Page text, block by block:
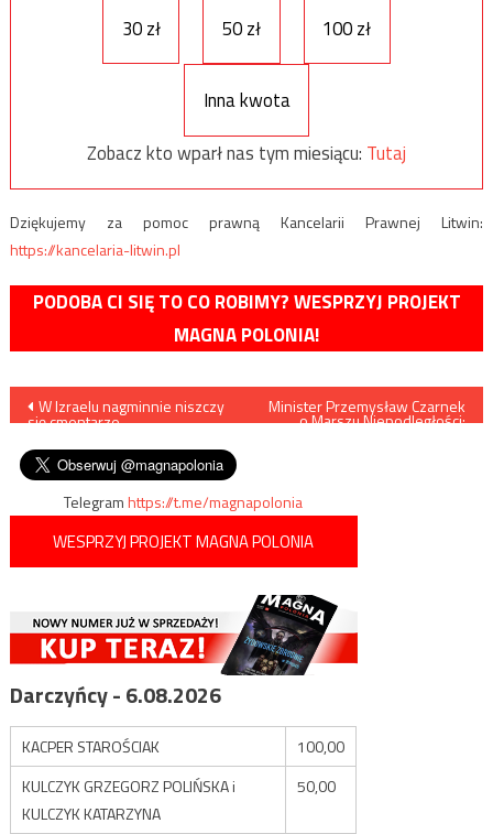
30 zł
50 zł 100 zł
Inna kwota
Zobacz kto wparł nas tym miesiącu: Tutaj
Dziękujemy za pomoc prawną Kancelarii Prawnej Litwin:
https://kancelaria-litwin.pl
PODOBA CI SIĘ TO CO ROBIMY? WESPRZYJ PROJEKT
MAGNA POLONIA!
Nawigacja
wpisu
W Izraelu nagminnie niszczy
się cmentarze
Minister Przemysław Czarnek
o Marszu Niepodległości:
Telegramhttps://t.me/magnapolonia
WESPRZYJ PROJEKT MAGNA POLONIA
Darczyńcy - 6.08.2026
KACPER STAROŚCIAK
100,00
KULCZYK GRZEGORZ POLIŃSKA i
KULCZYK KATARZYNA
50,00